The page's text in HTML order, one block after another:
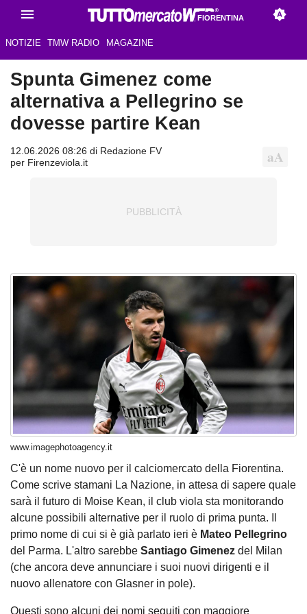
FIORENTINA
NOTIZIE TMW RADIO MAGAZINE
Spunta Gimenez come
alternativa a Pellegrino se
dovesse partire Kean
12.06.2026 08:26 di Redazione FV
per Firenzeviola.it
www.imagephotoagency.it
C'è un nome nuovo per il calciomercato della Fiorentina.
Come scrive stamani La Nazione, in attesa di sapere quale
sarà il futuro di Moise Kean, il club viola sta monitorando
alcune possibili alternative per il ruolo di prima punta. Il
primo nome di cui si è già parlato ieri è Mateo Pellegrino
del Parma. L'altro sarebbe Santiago Gimenez del Milan
(che ancora deve annunciare i suoi nuovi dirigenti e il
nuovo allenatore con Glasner in pole).
Questi sono alcuni dei nomi seguiti con maggiore